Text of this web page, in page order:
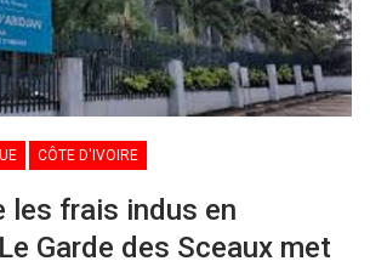
CÔTE D'IVOIRE
les frais indus en
Garde des Sceaux met